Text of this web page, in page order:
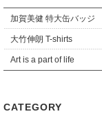
加賀美健 特大缶バッジ
大竹伸朗 T-shirts
Art is a part of life
CATEGORY